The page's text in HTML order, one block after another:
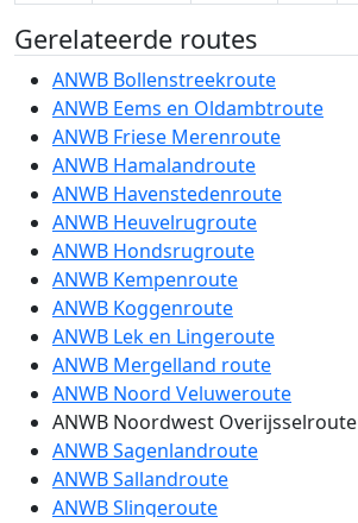
Gerelateerde routes
ANWB Bollenstreekroute
ANWB Eems en Oldambtroute
ANWB Friese Merenroute
ANWB Hamalandroute
ANWB Havenstedenroute
ANWB Heuvelrugroute
ANWB Hondsrugroute
ANWB Kempenroute
ANWB Koggenroute
ANWB Lek en Lingeroute
ANWB Mergelland route
ANWB Noord Veluweroute
ANWB Noordwest Overijsselroute
ANWB Sagenlandroute
ANWB Sallandroute
ANWB Slingeroute